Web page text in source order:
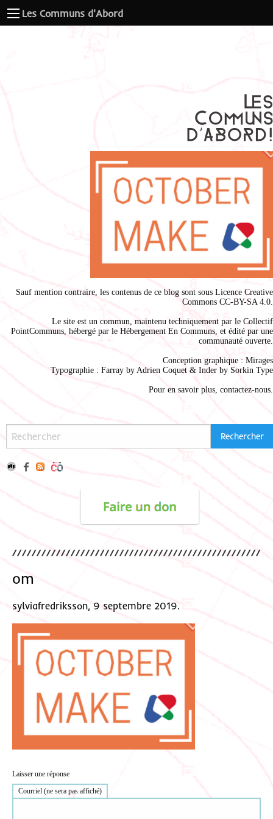
Les Communs d'Abord
Sauf mention contraire, les contenus de ce blog sont sous Licence Creative
Commons CC-BY-SA 4.0
Le site est un commun, maintenu techniquement par le Collectif
PointCommuns , hébergé par le Hébergement En Communs , et édité par une
communauté ouverte.
Conception graphique : Mirages
Typographie : Farray by Adrien Coquet & Inder by Sorkin Type
Pour en savoir plus, contactez-nous
om
sylviafredriksson, 9 septembre 2019.
Laisser une réponse
Courriel (ne sera pas affiché)